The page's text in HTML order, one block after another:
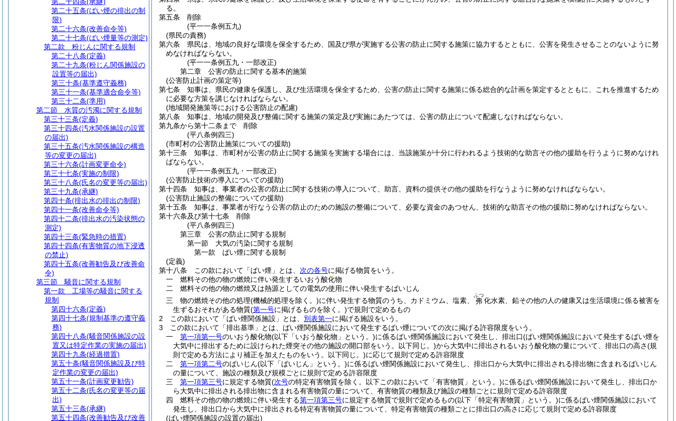
る。
第五条
削除
(平一一条例五九)
(県民の責務)
第六条
県民は、地域の良好な環境を保全するため、国及び県が実施する公害の防止に関する施策に協力するとともに、公害を発生させることのないように努
めなければならない。
(平一一条例五九・一部改正)
第二章
公害の防止に関する基本的施策
(公害防止計画の策定等)
第七条
知事は、県民の健康を保護し、及び生活環境を保全するため、公害の防止に関する施策に係る総合的な計画を策定するとともに、これを推進するため
に必要な方策を講じなければならない。
(地域開発施策等における公害防止の配慮)
第八条
知事は、地域の開発及び整備に関する施策の策定及び実施にあたつては、公害の防止について配慮しなければならない。
第九条から第十二条まで
削除
(平八条例四三)
(市町村の公害防止施策についての援助)
第十三条
知事は、市町村が公害の防止に関する施策を実施する場合には、当該施策が十分に行われるよう技術的な助言その他の援助を行うように努めなけれ
ばならない。
(平一一条例五九・一部改正)
(公害防止技術の導入についての援助)
第十四条
知事は、事業者の公害の防止に関する技術の導入について、助言、資料の提供その他の援助を行なうように努めなければならない。
(公害防止施設の整備についての援助)
第十五条
知事は、事業者が行なう公害の防止のための施設の整備について、必要な資金のあつせん、技術的な助言その他の援助に努めなければならない。
第十六条及び第十七条
削除
(平八条例四三)
第三章
公害の防止に関する規制
第一節
大気の汚染に関する規制
第一款
ばい煙に関する規制
(定義)
第十八条
この款において「ばい煙」とは、 次の各号に掲げる物質をいう。
一
燃料その他の物の燃焼に伴い発生するいおう酸化物
二
燃料その他の物の燃焼又は熱源としての電気の使用に伴い発生するばいじん
三
物の燃焼その他の処理(機械的処理を除く。)に伴い発生する物質のうち、カドミウム、塩素、 弗
ふつ
化水素、鉛その他の人の健康又は生活環境に係る被害を
生ずるおそれがある物質(第一号に掲げるものを除く。)で規則で定めるもの
2
この款において「ばい煙関係施設」とは、 別表第一に掲げる施設をいう。
3
この款において「排出基準」とは、ばい煙関係施設において発生するばい煙についての次に掲げる許容限度をいう。
一
第一項第一号のいおう酸化物(以下「いおう酸化物」という。)に係るばい煙関係施設において発生し、排出口(ばい煙関係施設において発生するばい煙を
大気中に排出するために設けられた煙突その他の施設の開口部をいう。以下同じ。)から大気中に排出されるいおう酸化物の量について、排出口の高さ(規
則で定める方法により補正を加えたものをいう。以下同じ。)に応じて規則で定める許容限度
二
第一項第二号のばいじん(以下「ばいじん」という。)に係るばい煙関係施設において発生し、排出口から大気中に排出される排出物に含まれるばいじん
の量について、施設の種類及び規模ごとに規則で定める許容限度
三
第一項第三号に規定する物質(次号の特定有害物質を除く。以下この款において「有害物質」という。)に係るばい煙関係施設において発生し、排出口か
ら大気中に排出される排出物に含まれる有害物質の量について、有害物質の種類及び施設の種類ごとに規則で定める許容限度
四
燃料その他の物の燃焼に伴い発生する第一項第三号に規定する物質で規則で定めるもの(以下「特定有害物質」という。)に係るばい煙関係施設において
発生し、排出口から大気中に排出される特定有害物質の量について、特定有害物質の種類ごとに排出口の高さに応じて規則で定める許容限度
(ばい煙関係施設の設置の届出)
第二十五条(ばい煙の排出の制
限)
第二十六条(改善命令等)
第二十七条(ばい煙量等の測定)
第二款
粉じんに関する規制
第二十八条(定義)
第二十九条(粉じん関係施設の
設置等の届出)
第三十条(基準遵守義務)
第三十一条(基準適合命令等)
第三十二条(準用)
第二節
水質の汚濁に関する規制
第三十三条(定義)
第三十四条(汚水関係施設の設置
の届出)
第三十五条(汚水関係施設の構造
等の変更の届出)
第三十六条(計画変更命令)
第三十七条(実施の制限)
第三十八条(氏名の変更等の届出)
第三十九条(承継)
第四十条(排出水の排出の制限)
第四十一条(改善命令等)
第四十二条(排出水の汚染状態の
測定)
第四十三条(緊急時の措置)
第四十四条(有害物質の地下浸透
の禁止)
第四十五条(改善勧告及び改善命
令)
第三節
騒音に関する規制
第一款
工場等の騒音に関する
規制
第四十六条(定義)
第四十七条(規制基準の遵守義
務)
第四十八条(騒音関係施設の設
置又は特定作業の実施の届出)
第四十九条(経過措置)
第五十条(騒音関係施設及び特
定作業の変更の届出)
第五十一条(計画変更勧告)
第五十二条(氏名の変更等の届
出)
第五十三条(承継)
第五十四条(改善勧告及び改善